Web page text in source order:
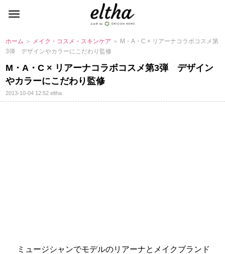
ホーム ＞ メイク・コスメ・スキンケア ＞ M・A・C × リアーナコラボコスメ第
3弾 デザインやカラーにこだわり監修
M・A・C × リアーナコラボコスメ第3弾 デザイン
カラーにこだわり監修
2013-10-04 12:52eltha
ミュージシャンでモデルのリアーナとメイクブランド